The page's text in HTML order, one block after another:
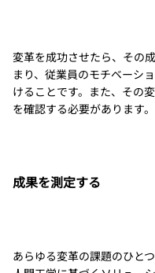
変革を成功させたら、その
まり、従業員のモチベーシ
けることです。また、その
を確認する必要があります。
成果を測定する
あらゆる変革の課題のひと